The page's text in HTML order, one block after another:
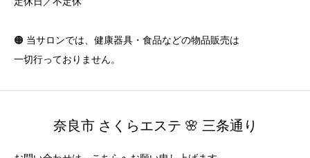
🟠 当サロンでは、健康器具・食品などの物品販売は
一切行っておりません。
奈良市 さくらエステ 🌸 三条通り